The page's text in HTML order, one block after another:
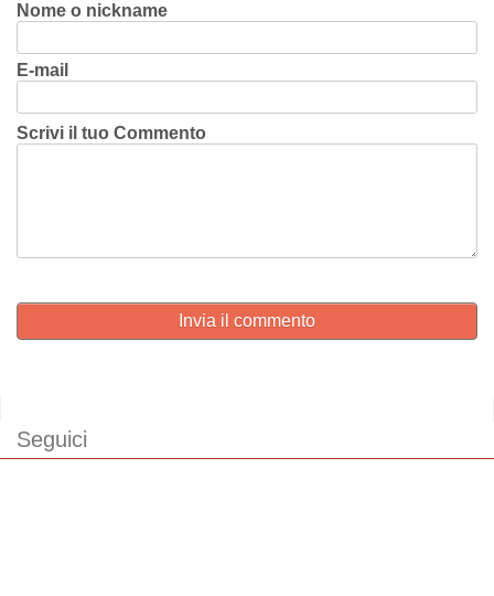
Nome o nickname
E-mail
Scrivi il tuo Commento
Invia il commento
Seguici